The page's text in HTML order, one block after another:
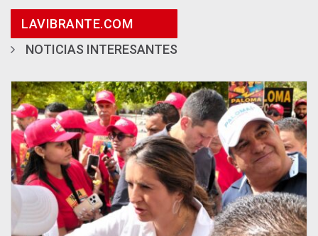
LAVIBRANTE.COM
NOTICIAS INTERESANTES